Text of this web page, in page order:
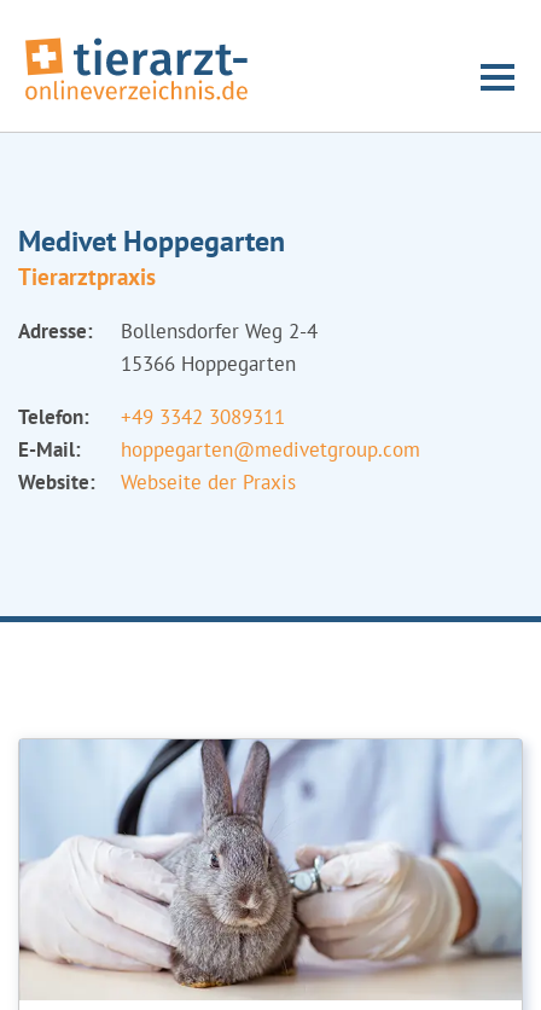
Medivet Hoppegarten
Tierarztpraxis
Adresse:
Bollensdorfer Weg 2-4
15366 Hoppegarten
Telefon:
+49 3342 3089311
E-Mail:
hoppegarten@medivetgroup.com
Website:
Webseite der Praxis